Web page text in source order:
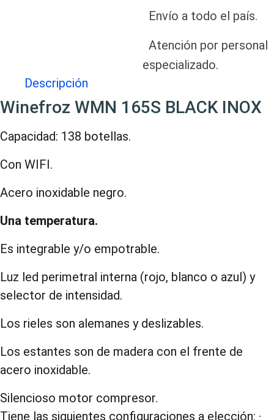
Envío a todo el país.
Atención por personal
especializado.
Descripción
Winefroz WMN 165S BLACK INOX
Capacidad: 138 botellas.
Con WIFI.
Acero inoxidable negro.
Una temperatura.
Es integrable y/o empotrable.
Luz led perimetral interna (rojo, blanco o azul) y
selector de intensidad.
Los rieles son alemanes y deslizables.
Los estantes son de madera con el frente de
acero inoxidable.
Silencioso motor compresor.
Tiene las siguientes configuraciones a elección: ·